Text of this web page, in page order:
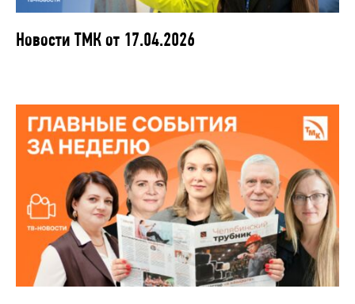
Новости ТМК от 17.04.2026